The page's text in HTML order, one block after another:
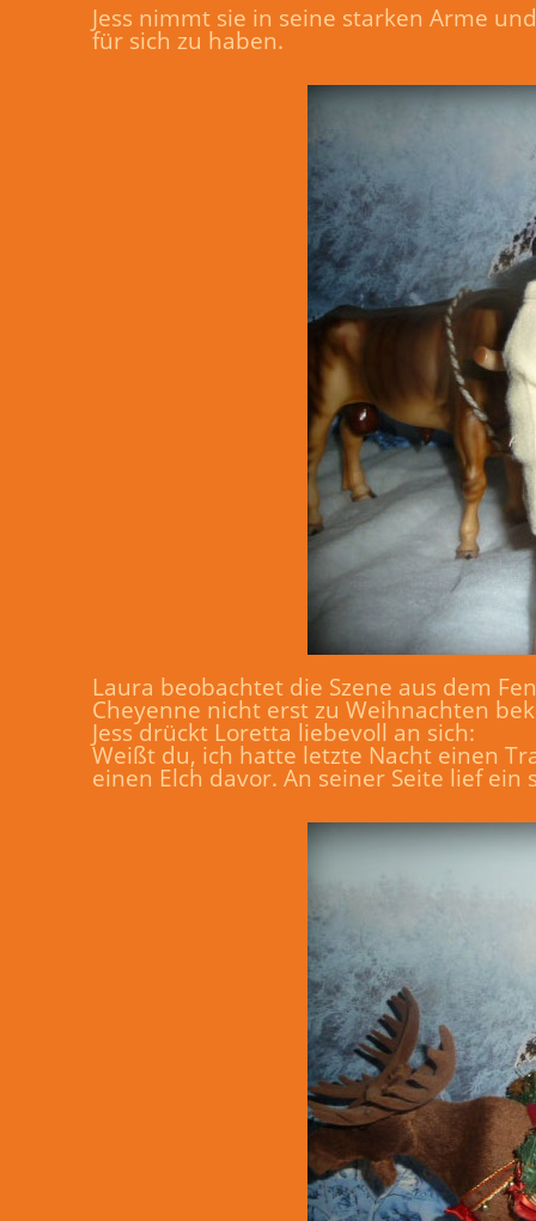
Jess nimmt sie in seine starken Arme
für sich zu haben.
Laura beobachtet die Szene aus dem
Cheyenne nicht erst zu Weihnachten
Jess drückt Loretta liebevoll an sich:
Weißt du, ich hatte letzte Nacht einen
einen Elch davor. An seiner Seite lief